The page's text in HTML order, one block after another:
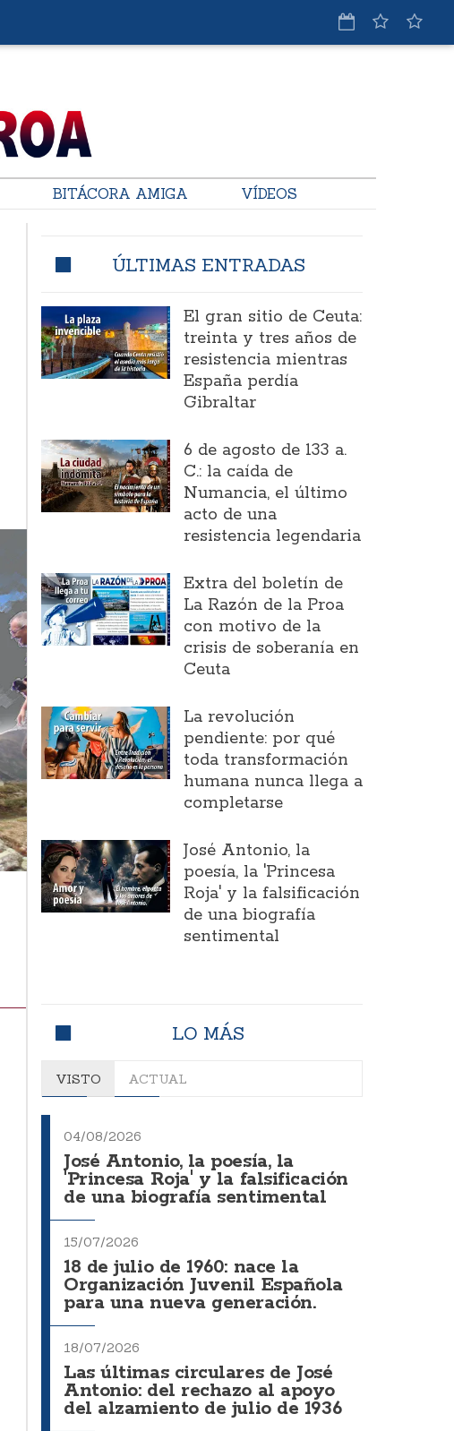
BITÁCORA AMIGA VÍDEOS
ÚLTIMAS ENTRADAS
El gran sitio de Ceuta:
treinta y tres años de
resistencia mientras
España perdía
Gibraltar
6 de agosto de 133 a.
C.: la caída de
Numancia, el último
acto de una
resistencia legendaria
Extra del boletín de
La Razón de la Proa
con motivo de la
crisis de soberanía en
Ceuta
La revolución
pendiente: por qué
toda transformación
humana nunca llega a
completarse
José Antonio, la
poesía, la 'Princesa
Roja' y la falsificación
de una biografía
sentimental
LO MÁS
VISTO ACTUAL
04/08/2026
José Antonio, la poesía, la
'Princesa Roja' y la falsificación
de una biografía sentimental
15/07/2026
18 de julio de 1960: nace la
Organización Juvenil Española
para una nueva generación.
18/07/2026
Las últimas circulares de José
Antonio: del rechazo al apoyo
del alzamiento de julio de 1936